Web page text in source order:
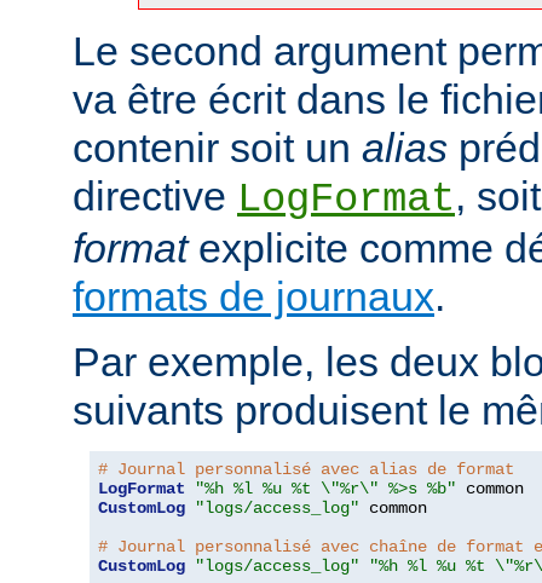
Le second argument
va être écrit dans le
contenir soit un alias
directive LogFormat,
formatexplicite comme
formats de journaux.
Par exemple, les deux
suivants produisent le
# Journal personnalisé avec alias de format
LogFormat
"%h %l %u %t \"%r\" %>s %b"
CustomLog
"logs/access_log" common
# Journal personnalisé avec chaîne de format
CustomLog
"logs/access_log" "%h %l %u %t